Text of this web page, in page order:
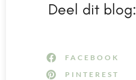
Deel dit blog:
FACEBOOK
PINTEREST